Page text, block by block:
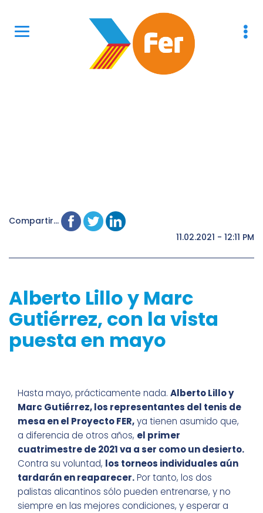
Compartir...
11.02.2021 - 12:11 PM
Alberto Lillo y Marc
Gutiérrez, con la vista
puesta en mayo
Hasta mayo, prácticamente nada. Alberto Lillo y
Marc Gutiérrez, los representantes del tenis de
mesa en el Proyecto FER,ya tienen asumido que,
a diferencia de otros años, el primer
cuatrimestre de 2021 va a ser como un desierto.
Contra su voluntad, los torneos individuales aún
tardarán en reaparecer.Por tanto, los dos
palistas alicantinos sólo pueden entrenarse, y no
siempre en las mejores condiciones, y esperar a